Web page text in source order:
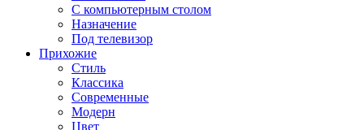
С компьютерным столом
Назначение
Под телевизор
Прихожие
Стиль
Классика
Современные
Модерн
Цвет